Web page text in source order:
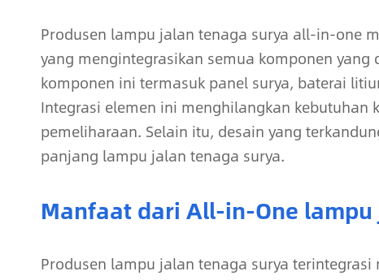
Produsen lampu jalan tenaga surya all-in-one
yang mengintegrasikan semua komponen
komponen ini termasuk panel surya, baterai
Integrasi elemen ini menghilangkan
pemeliharaan. Selain itu, desain yang
panjang lampu jalan tenaga surya.
Manfaat dari All-in-One
Produsen lampu jalan tenaga surya